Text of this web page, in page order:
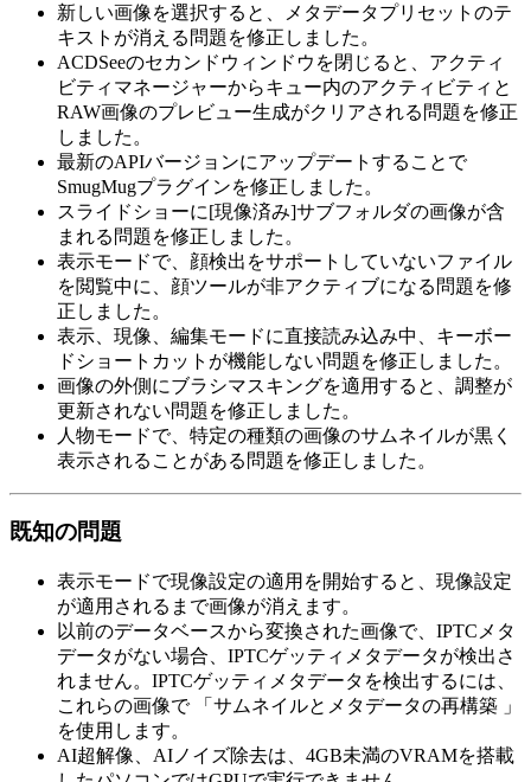
新しい画像を選択すると、メタデータプリセットのテ
キストが消える問題を修正しました。
ACDSeeのセカンドウィンドウを閉じると、アクティ
ビティマネージャーからキュー内のアクティビティと
RAW画像のプレビュー生成がクリアされる問題を修正
しました。
最新のAPIバージョンにアップデートすることで
SmugMugプラグインを修正しました。
スライドショーに[現像済み]サブフォルダの画像が含
まれる問題を修正しました。
表示モードで、顔検出をサポートしていないファイル
を閲覧中に、顔ツールが非アクティブになる問題を修
正しました。
表示、現像、編集モードに直接読み込み中、キーボー
ドショートカットが機能しない問題を修正しました。
画像の外側にブラシマスキングを適用すると、調整が
更新されない問題を修正しました。
人物モードで、特定の種類の画像のサムネイルが黒く
表示されることがある問題を修正しました。
既知の問題
表示モードで現像設定の適用を開始すると、現像設定
が適用されるまで画像が消えます。
以前のデータベースから変換された画像で、IPTCメタ
データがない場合、IPTCゲッティメタデータが検出さ
れません。IPTCゲッティメタデータを検出するには、
これらの画像で 「サムネイルとメタデータの再構築 」
を使用します。
AI超解像、AIノイズ除去は、4GB未満のVRAMを搭載